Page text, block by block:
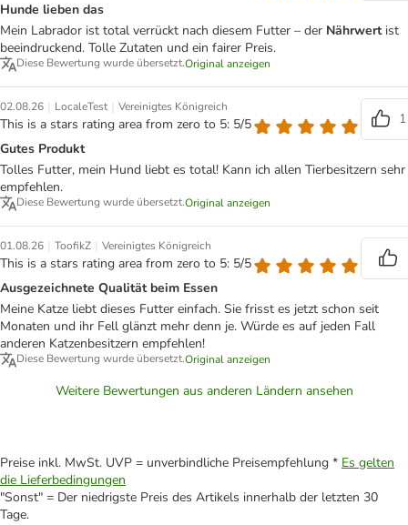
Hunde lieben das
Mein Labrador ist total verrückt nach diesem Futter – der Nährwertist
beeindruckend. Tolle Zutaten und ein fairer Preis.
Diese Bewertung wurde übersetzt.Original anzeigen
02.08.26 | LocaleTest | Vereinigtes Königreich
This is a stars rating area from zero to 5: 5/5
1
Gutes Produkt
Tolles Futter, mein Hund liebt es total! Kann ich allen Tierbesitzern sehr
empfehlen.
Diese Bewertung wurde übersetzt.Original anzeigen
01.08.26 | ToofikZ | Vereinigtes Königreich
This is a stars rating area from zero to 5: 5/5
Ausgezeichnete Qualität beim Essen
Meine Katze liebt dieses Futter einfach. Sie frisst es jetzt schon seit
Monaten und ihr Fell glänzt mehr denn je. Würde es auf jeden Fall
anderen Katzenbesitzern empfehlen!
Diese Bewertung wurde übersetzt.Original anzeigen
Weitere Bewertungen aus anderen Ländern ansehen
Preise inkl. MwSt. UVP = unverbindliche Preisempfehlung * Es gelten
die Lieferbedingungen
"Sonst" = Der niedrigste Preis des Artikels innerhalb der letzten 30
Tage.